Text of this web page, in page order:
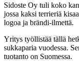
Sidoste Oy tuli koko
jossa kaksi terrieriä
logoa ja brändi-ilmettä.
Yritys työllistää tällä
sukkaparia vuodessa.
tuotanto on Suomessa.